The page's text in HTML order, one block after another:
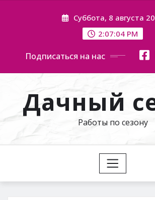
Суббота, 8 августа
2:07:05 PM
Подписаться на нас
Дачный
Работы по сезону